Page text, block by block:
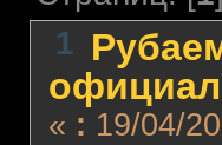
1
« : 19/04/